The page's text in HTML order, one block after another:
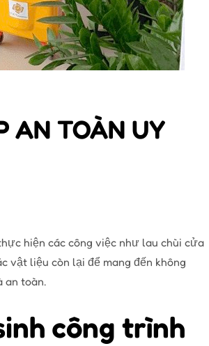
AN TOÀN UY
hiện các công việc như lau chùi cửa
vật liệu còn lại để mang đến không
an toàn.
công trình